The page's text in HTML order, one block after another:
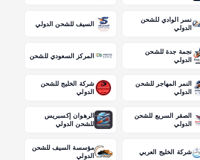
نسر الوادي للشحن
الدولي
السيف للشحن الدولي
نجمة جدة للشحن
الدولي
المركز السعودي للشحن
النمر المهاجر للشحن
الدولي
شركة الخليج للشحن
الدولي
الصقر السريع للشحن
الدولي
الرهوان إكسبريس
للشحن الدولي
شركة الخليج العربي
مؤسسة السيف للشحن
الدولي